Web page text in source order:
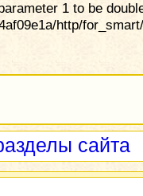
1 to be
http/
сайта